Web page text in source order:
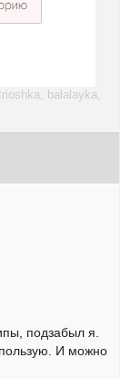
balalayka,
подзабыл я.
И можно